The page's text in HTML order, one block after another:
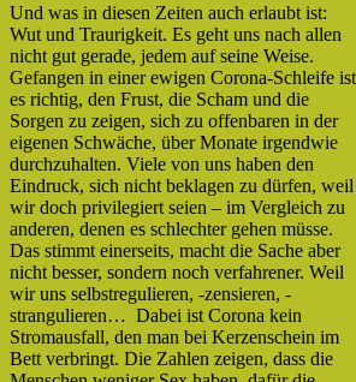
Und was in diesen Zeiten auch erlaubt ist:
Wut und Traurigkeit. Es geht uns nach allen
nicht gut gerade, jedem auf seine Weise.
Gefangen in einer ewigen Corona-Schleife ist
es richtig, den Frust, die Scham und die
Sorgen zu zeigen, sich zu offenbaren in der
eigenen Schwäche, über Monate irgendwie
durchzuhalten. Viele von uns haben den
Eindruck, sich nicht beklagen zu dürfen, weil
wir doch privilegiert seien – im Vergleich zu
anderen, denen es schlechter gehen müsse.
Das stimmt einerseits, macht die Sache aber
nicht besser, sondern noch verfahrener. Weil
wir uns selbstregulieren, -zensieren, -
strangulieren… Dabei ist Corona kein
Stromausfall, den man bei Kerzenschein im
Bett verbringt. Die Zahlen zeigen, dass die